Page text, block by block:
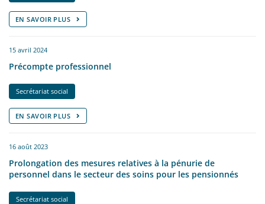
EN SAVOIR PLUS
15 avril 2024
Précompte professionnel
Secrétariat social
EN SAVOIR PLUS
16 août 2023
Prolongation des mesures relatives à la pénurie de
personnel dans le secteur des soins pour les pensionnés
Secrétariat social